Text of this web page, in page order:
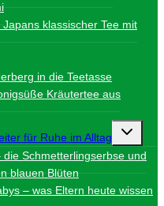
klassischer Tee mit
in die Teetasse
Kräutertee aus
für Ruhe im Alltag
Schmetterlingserbse und
blauen Blüten
– was Eltern heute wissen